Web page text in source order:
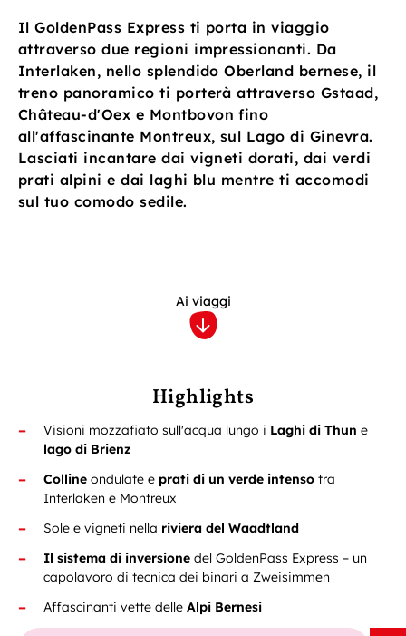
Il GoldenPass Express ti porta in viaggio
attraverso due regioni impressionanti. Da
Interlaken, nello splendido Oberland bernese, il
treno panoramico ti porterà attraverso Gstaad,
Château-d'Oex e Montbovon fino
all'affascinante Montreux, sul Lago di Ginevra.
Lasciati incantare dai vigneti dorati, dai verdi
prati alpini e dai laghi blu mentre ti accomodi
sul tuo comodo sedile.
Ai viaggi
Highlights
Visioni mozzafiato sull'acqua lungo i Laghi di Thun e
lago di Brienz
Colline ondulate e prati di un verde intenso tra
Interlaken e Montreux
Sole e vigneti nella riviera del Waadtland
Il sistema di inversione del GoldenPass Express – un
capolavoro di tecnica dei binari a Zweisimmen
Affascinanti vette delle Alpi Bernesi